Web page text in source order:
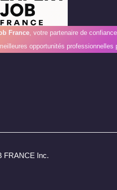
France, votre partenaire de
opportunités professionnelles
FRANCE Inc.